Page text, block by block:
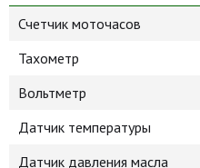
Счетчик моточасов
Тахометр
Вольтметр
Датчик температуры
Датчик давления масла